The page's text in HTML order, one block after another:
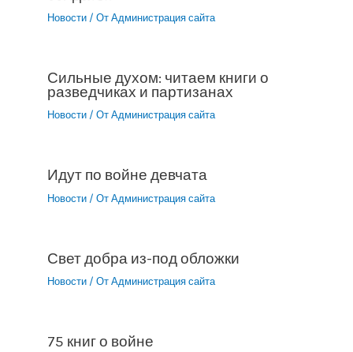
Новости / От Администрация сайта
Сильные духом: читаем книги о
разведчиках и партизанах
Новости / От Администрация сайта
Идут по войне девчата
Новости / От Администрация сайта
Свет добра из-под обложки
Новости / От Администрация сайта
75 книг о войне